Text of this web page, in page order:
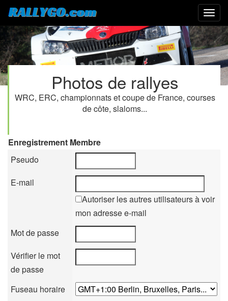
Photos de rallyes
WRC, ERC, championnats et coupe de France, courses
de côte, slaloms...
Enregistrement Membre
Pseudo
E-mail
Autoriser les autres utilisateurs à voir
mon adresse e-mail
Mot de passe
Vérifier le mot
de passe
Fuseau horaire